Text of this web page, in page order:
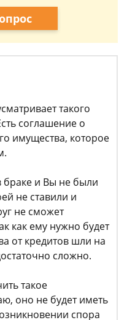
такого
соглашение о
имущества, которое
браке и Вы не были
не ставили и
не сможет
как ему нужно будет
от кредитов шли на
сложно.
такое
оно не будет иметь
спора